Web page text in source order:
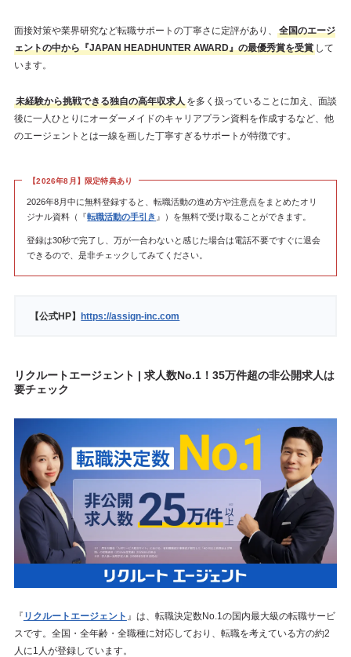
面接対策や業界研究など転職サポートの丁寧さに定評があり、
全国のエージ
ェントの中から『JAPAN HEADHUNTER AWARD』の最優秀賞を受賞 して
います。
未経験から挑戦できる独自の高年収求人を多く扱っていることに加え、面談
後に一人ひとりにオーダーメイドのキャリアプラン資料を作成するなど、他
のエージェントとは一線を画した丁寧すぎるサポートが特徴です。
【2026年8月】限定特典あり
2026年8月中に無料登録すると、転職活動の進め方や注意点をまとめたオリ
ジナル資料（『転職活動の手引き 』）を無料で受け取ることができます。
登録は30秒で完了し、万が一合わないと感じた場合は電話不要ですぐに退会
できるので、是非チェックしてみてください。
【公式HP】https://assign-inc.com
リクルートエージェント | 求人数No.1！35万件超の非公開求人は
要チェック
『 リクルートエージェント 』は、転職決定数No.1の国内最大級の転職サービ
スです。全国・全年齢・全職種に対応しており、転職を考えている方の約2
人に1人が登録しています。